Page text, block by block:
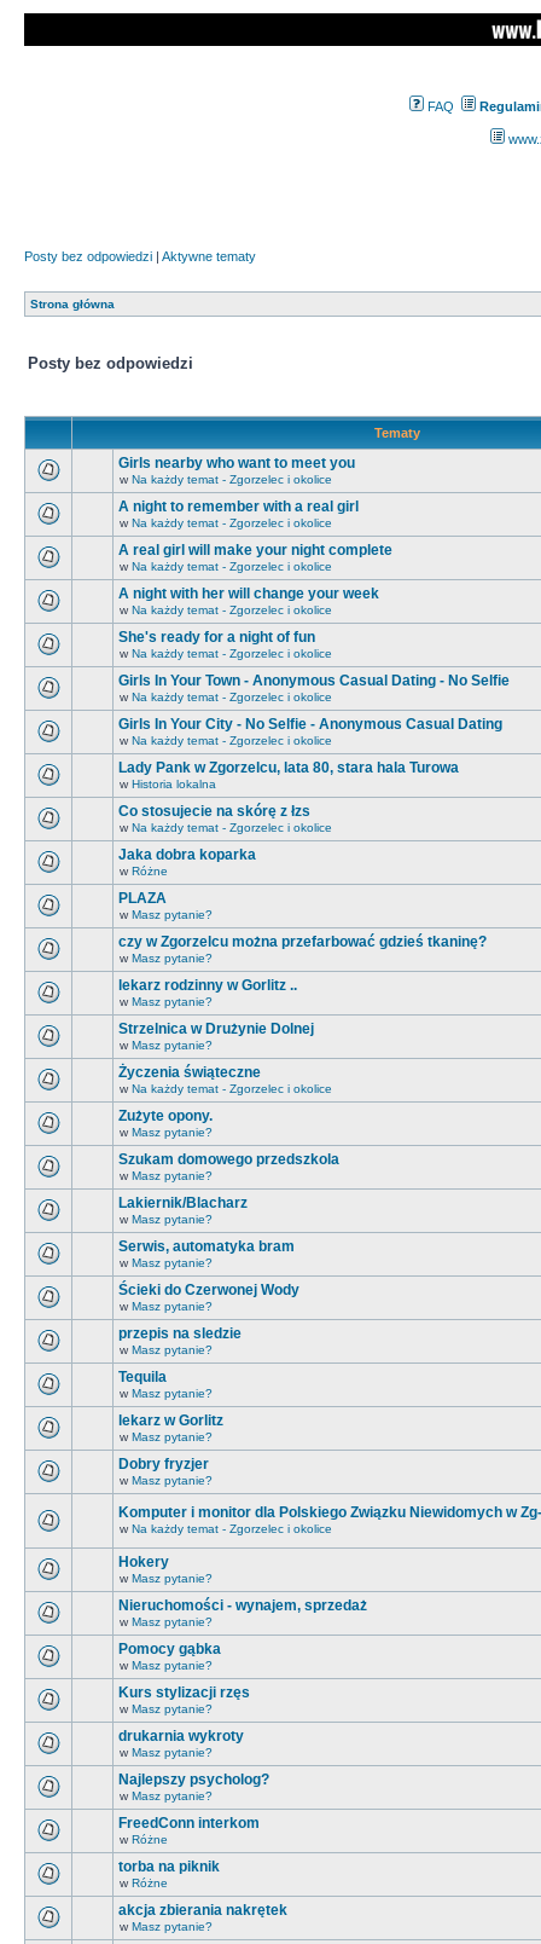
FAQ
Posty bez odpowiedzi | Aktywne tematy
Strona główna
Posty bez odpowiedzi
Tematy
Girls nearby who want to meet you
w Na każdy temat - Zgorzelec i okolice
A night to remember with a real girl
w Na każdy temat - Zgorzelec i okolice
A real girl will make your night complete
w Na każdy temat - Zgorzelec i okolice
A night with her will change your week
w Na każdy temat - Zgorzelec i okolice
She's ready for a night of fun
w Na każdy temat - Zgorzelec i okolice
Girls In Your Town - Anonymous Casual Dating - No Selfie
w Na każdy temat - Zgorzelec i okolice
Girls In Your City - No Selfie - Anonymous Casual Dating
w Na każdy temat - Zgorzelec i okolice
Lady Pank w Zgorzelcu, lata 80, stara hala Turowa
w Historia lokalna
Co stosujecie na skórę z łzs
w Na każdy temat - Zgorzelec i okolice
Jaka dobra koparka
w Różne
PLAZA
w Masz pytanie?
czy w Zgorzelcu można przefarbować gdzieś tkaninę?
w Masz pytanie?
lekarz rodzinny w Gorlitz ..
w Masz pytanie?
Strzelnica w Drużynie Dolnej
w Masz pytanie?
Życzenia świąteczne
w Na każdy temat - Zgorzelec i okolice
Zużyte opony.
w Masz pytanie?
Szukam domowego przedszkola
w Masz pytanie?
Lakiernik/Blacharz
w Masz pytanie?
Serwis, automatyka bram
w Masz pytanie?
Ścieki do Czerwonej Wody
w Masz pytanie?
przepis na sledzie
w Masz pytanie?
Tequila
w Masz pytanie?
lekarz w Gorlitz
w Masz pytanie?
Dobry fryzjer
w Masz pytanie?
Komputer i monitor dla Polskiego Związku Niewidomych w
w Na każdy temat - Zgorzelec i okolice
Hokery
w Masz pytanie?
Nieruchomości - wynajem, sprzedaż
w Masz pytanie?
Pomocy gąbka
w Masz pytanie?
Kurs stylizacji rzęs
w Masz pytanie?
drukarnia wykroty
w Masz pytanie?
Najlepszy psycholog?
w Masz pytanie?
FreedConn interkom
w Różne
torba na piknik
w Różne
akcja zbierania nakrętek
w Masz pytanie?